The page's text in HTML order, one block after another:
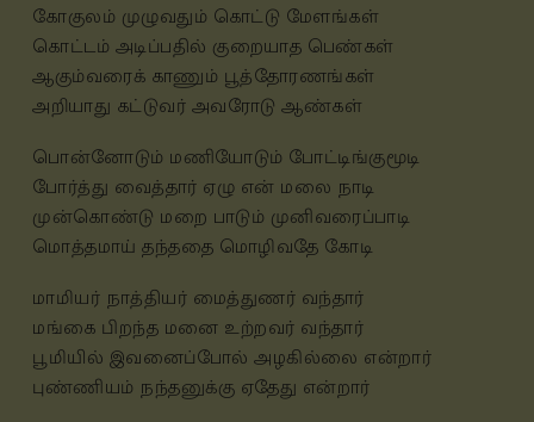
கோகுலம் முழுவதும் கொட்டு மேளங்கள்
கொட்டம் அடிப்பதில் குறையாத பெண்கள்
ஆகும்வரைக் காணும் பூத்தோரணங்கள்
அறியாது கட்டுவர் அவரோடு ஆண்கள்
பொன்னோடும் மணியோடும் போட்டிங்குமூடி
போர்த்து வைத்தார் ஏழு என் மலை நாடி
முன்கொண்டு மறை பாடும் முனிவரைப்பாடி
மொத்தமாய் தந்ததை மொழிவதே கோடி
மாமியர் நாத்தியர் மைத்துணர் வந்தார்
மங்கை பிறந்த மனை உற்றவர் வந்தார்
பூமியில் இவனைப்போல் அழகில்லை என்றார்
புண்ணியம் நந்தனுக்கு ஏதேது என்றார்